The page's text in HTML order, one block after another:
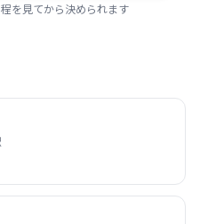
を見てから決められます